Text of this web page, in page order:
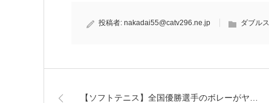
投稿者: nakadai55@catv296.ne.jp ダブルス
【ソフトテニス】全国優勝選手のボレーがヤ…